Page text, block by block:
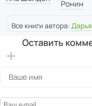
Ронин
Все книги автора:
Оставить